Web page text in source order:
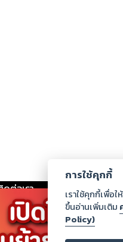
ต่อเรา ร่วมงานกับเรา
รากฏว่าละเมิดสิทธิในทรัพย์สิ
การใช้คุกกี้
เราใช้คุกกี้เพื่อ
ขึ้นอ่านเพิ่มเติม
Policy)